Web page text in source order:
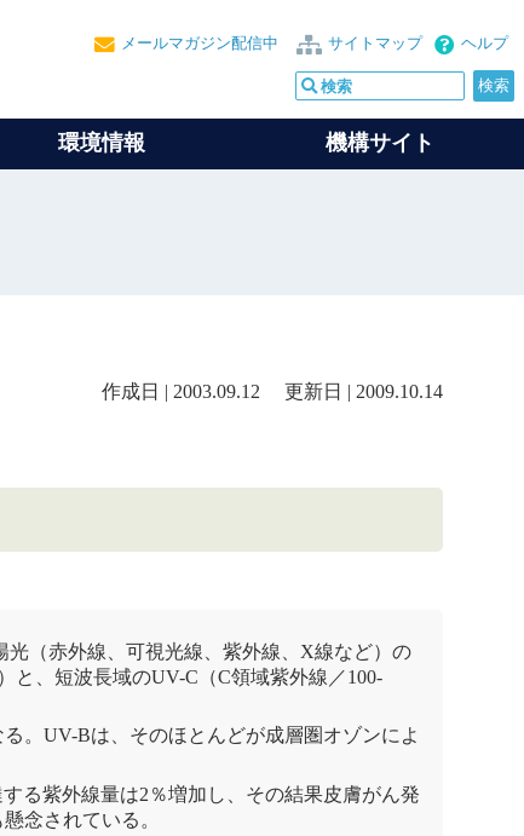
ヘルプ
サイトマップ
メールマガジン配信中
環境情報 機構サイト
作成日 | 2003.09.12 更新日 | 2009.10.14
光（赤外線、可視光線、紫外線、X線など）の
と、短波長域のUV-C（C領域紫外線／100-
。UV-Bは、そのほとんどが成層圏 オゾンによ
る紫外線量は2％増加し、その結果皮膚がん発
念されている。